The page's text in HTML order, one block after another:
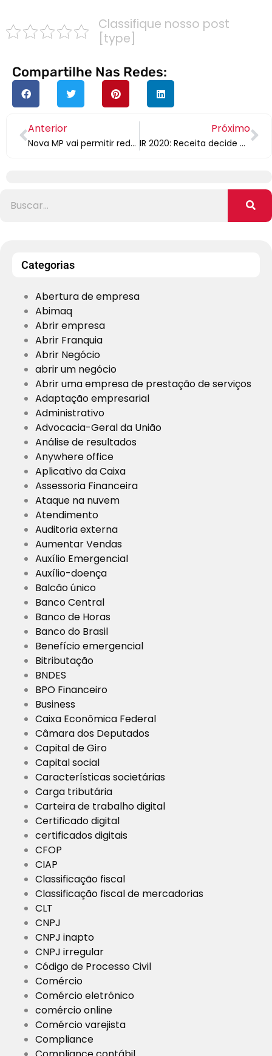
Classifique nosso post
[type]
Compartilhe Nas Redes:
Anterior
Nova MP vai permitir redução da jornada ou de salários dos trabalhadores em até 70%
Próximo
IR 2020: Receita decide manter cronograma de restituições
Categorias
Abertura de empresa
Abimaq
Abrir empresa
Abrir Franquia
Abrir Negócio
abrir um negócio
Abrir uma empresa de prestação de serviços
Adaptação empresarial
Administrativo
Advocacia-Geral da União
Análise de resultados
Anywhere office
Aplicativo da Caixa
Assessoria Financeira
Ataque na nuvem
Atendimento
Auditoria externa
Aumentar Vendas
Auxílio Emergencial
Auxílio-doença
Balcão único
Banco Central
Banco de Horas
Banco do Brasil
Benefício emergencial
Bitributação
BNDES
BPO Financeiro
Business
Caixa Econômica Federal
Câmara dos Deputados
Capital de Giro
Capital social
Características societárias
Carga tributária
Carteira de trabalho digital
Certificado digital
certificados digitais
CFOP
CIAP
Classificação fiscal
Classificação fiscal de mercadorias
CLT
CNPJ
CNPJ inapto
CNPJ irregular
Código de Processo Civil
Comércio
Comércio eletrônico
comércio online
Comércio varejista
Compliance